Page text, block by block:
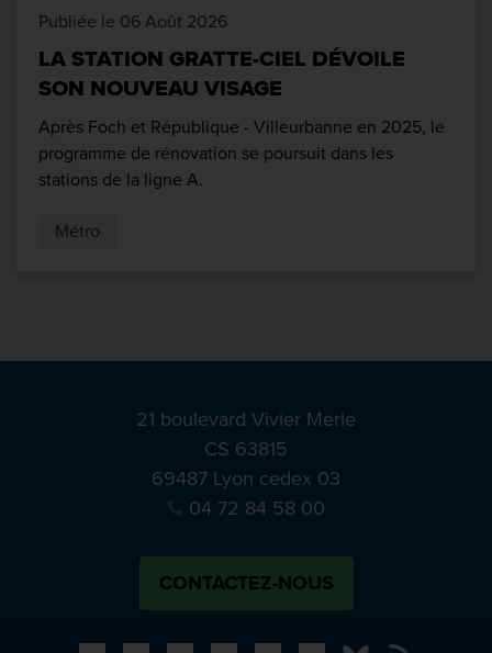
Publiée le 06 Août 2026
LA STATION GRATTE-CIEL DÉVOILE
SON NOUVEAU VISAGE
Après Foch et République - Villeurbanne en 2025, le
programme de rénovation se poursuit dans les
stations de la ligne A.
Métro
21 boulevard Vivier Merle
CS 63815
69487 Lyon cedex 03
04 72 84 58 00
CONTACTEZ-NOUS